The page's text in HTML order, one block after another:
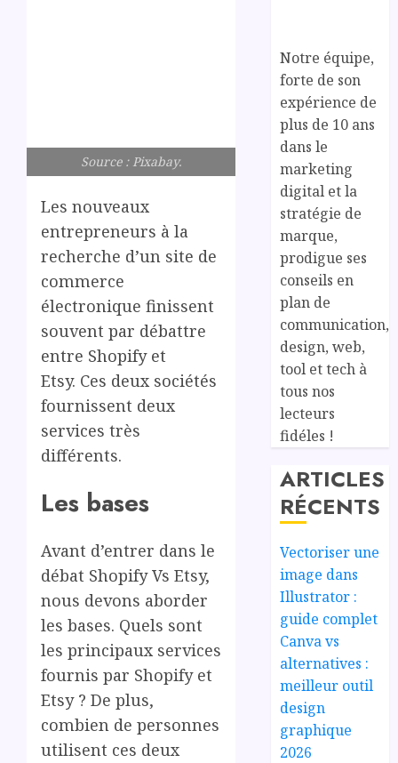
Source : Pixabay.
Les nouveaux
entrepreneurs à la
recherche d’un site de
commerce
électronique finissent
souvent par débattre
entre Shopify et
Etsy. Ces deux sociétés
fournissent deux
services très
différents.
Les bases
Avant d’entrer dans le
débat Shopify Vs Etsy,
nous devons aborder
les bases. Quels sont
les principaux services
fournis par Shopify et
Etsy ? De plus,
combien de personnes
utilisent ces deux
Notre équipe,
forte de son
expérience de
plus de 10 ans
dans le
marketing
digital et la
stratégie de
marque,
prodigue ses
conseils en
plan de
communication,
design, web,
tool et tech à
tous nos
lecteurs
fidéles !
ARTICLES
RÉCENTS
Vectoriser une
image dans
Illustrator :
guide complet
Canva vs
alternatives :
meilleur outil
design
graphique
2026